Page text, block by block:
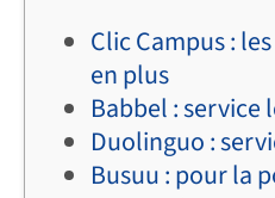
Clic Campus :
en plus
Babbel :
Duolinguo :
Busuu : pour la